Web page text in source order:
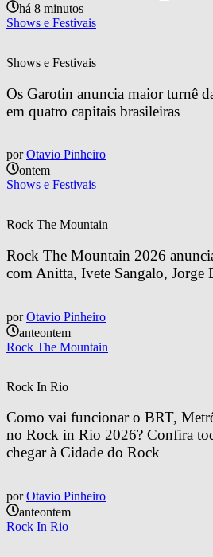
há 8 minutos
Shows e Festivais
Shows e Festivais
Os Garotin anuncia maior turnê
em quatro capitais brasileiras
por Otavio Pinheiro
ontem
Shows e Festivais
Rock The Mountain
Rock The Mountain 2026
com Anitta, Ivete Sangalo, Jorge
por Otavio Pinheiro
anteontem
Rock The Mountain
Rock In Rio
Como vai funcionar o BRT,
no Rock in Rio 2026? Confira
chegar à Cidade do Rock
por Otavio Pinheiro
anteontem
Rock In Rio